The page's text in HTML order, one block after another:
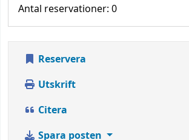
Antal reservationer: 0
Reservera
Utskrift
Citera
Spara posten